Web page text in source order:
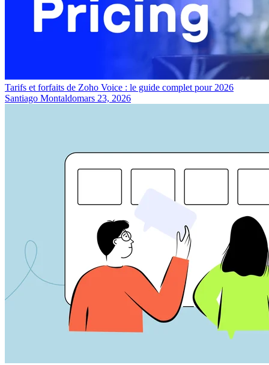
Tarifs et forfaits de Zoho Voice : le guide complet pour 2026
Santiago Montaldomars 23, 2026